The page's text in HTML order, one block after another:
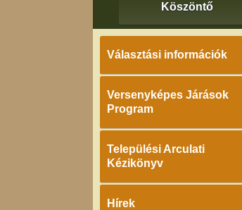
Köszöntő
Választási információk
Versenyképes Járások
Program
Települési Arculati
Kézikönyv
Hírek